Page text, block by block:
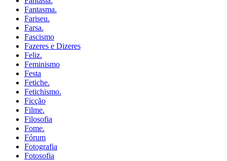
Fantasma.
Fariseu.
Farsa.
Fascismo
Fazeres e Dizeres
Feliz.
Feminismo
Festa
Fetiche.
Fetichismo.
Ficção
Filme.
Filosofia
Fome.
Fórum
Fotografia
Fotosofia